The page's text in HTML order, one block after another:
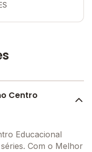
Centro
Educacional
Com o Melhor